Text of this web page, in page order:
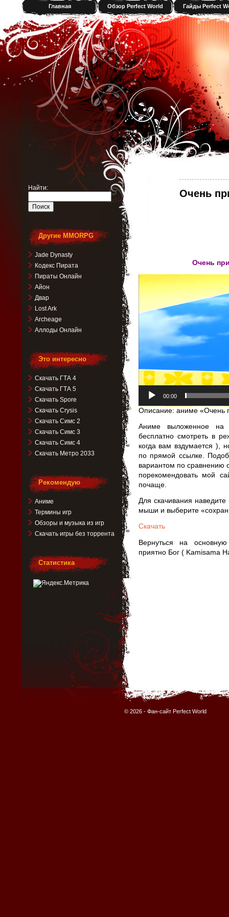
Главная Обзор Perfect World Гайды Perfect
Очень
Очень
Видеоплеер
00:00
Описание: аниме «Очень
Аниме выложенное на
бесплатно смотреть в
когда вам вздумается ),
по прямой ссылке.
вариантом по сравнению
порекомендовать мой
почаще.
Для скачивания
мыши и выберите
Скачать
Вернуться на
приятно Бог ( Kamisama
Найти:
Другие MMORPG
Jade Dynasty
Кодекс Пирата
Пираты Онлайн
Айон
Двар
Lost Ark
Archeage
Аллоды Онлайн
Это интересно
Скачать ГТА 4
Скачать ГТА 5
Скачать Spore
Скачать Crysis
Скачать Симс 2
Скачать Симс 3
Скачать Симс 4
Скачать Метро 2033
Рекомендую
Аниме
Термины игр
Обзоры и музыка из игр
Скачать игры без торрента
Статистика
© 2026 - Фан-сайт Perfect World